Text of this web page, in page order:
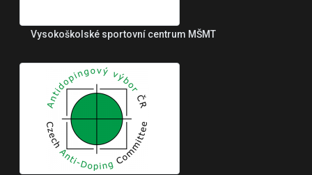
Vysokoškolské sportovní centrum MŠMT